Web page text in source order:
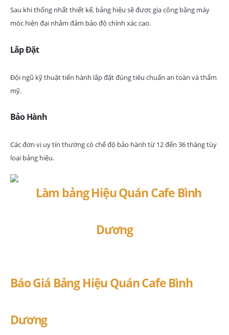
Sau khi thống nhất thiết kế, bảng hiệu sẽ được gia công bằng máy
móc hiện đại nhằm đảm bảo độ chính xác cao.
Lắp Đặt
Đội ngũ kỹ thuật tiến hành lắp đặt đúng tiêu chuẩn an toàn và thẩm
mỹ.
Bảo Hành
Các đơn vị uy tín thường có chế độ bảo hành từ 12 đến 36 tháng tùy
loại bảng hiệu.
Báo Giá Bảng Hiệu Quán Cafe Bình
Dương